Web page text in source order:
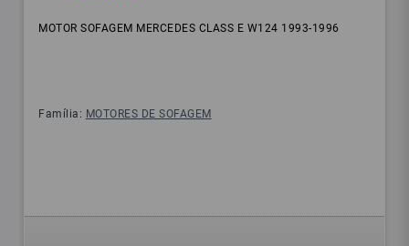
MOTOR SOFAGEM MERCEDES CLASS E W124 1993-1996
Família: MOTORES DE SOFAGEM